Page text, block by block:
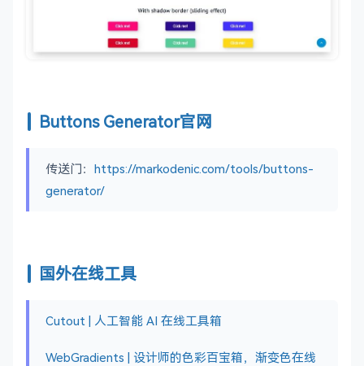
Buttons Generator官网
传送门： https://markodenic.com/tools/buttons-
generator/
国外在线工具
Cutout | 人工智能 AI 在线工具箱
WebGradients | 设计师的色彩百宝箱，渐变色在线